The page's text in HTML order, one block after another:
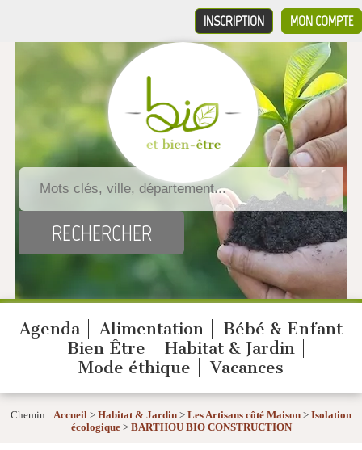
MON COMPTE
INSCRIPTION
Agenda Alimentation
Bébé & Enfant
Bien Être
Habitat & Jardin
Mode éthique
Vacances
Chemin : Accueil > Habitat & Jardin > Les Artisans côté Maison > Isolation
écologique> BARTHOU BIO CONSTRUCTION